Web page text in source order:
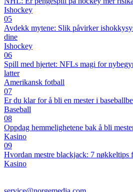
Ishockey
05
Avdekk mytene: Slik påvirker
dine
Ishockey
06
Spill med hjertet: NFLs magi for
latter
Amerikansk fotball
07
Er du klar for å bli en mester i
Baseball
08
Oppdag hemmelighetene bak å bli
Kasino
09
Hvordan mestre blackjack: 7 nøkkeltips
Kasino